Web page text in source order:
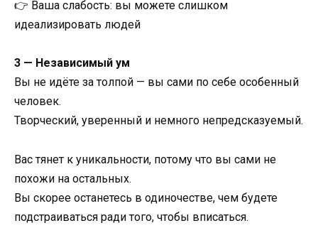
👉 Ваша слабость: вы можете слишком
идеализировать людей
3 — Независимый ум
Вы не идёте за толпой — вы сами по себе особенный
человек.
Творческий, уверенный и немного непредсказуемый.
Вас тянет к уникальности, потому что вы сами не
похожи на остальных.
Вы скорее останетесь в одиночестве, чем будете
подстраиваться ради того, чтобы вписаться.